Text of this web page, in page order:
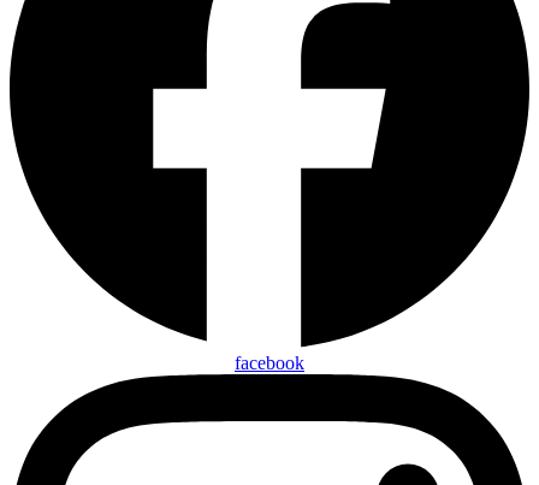
facebook